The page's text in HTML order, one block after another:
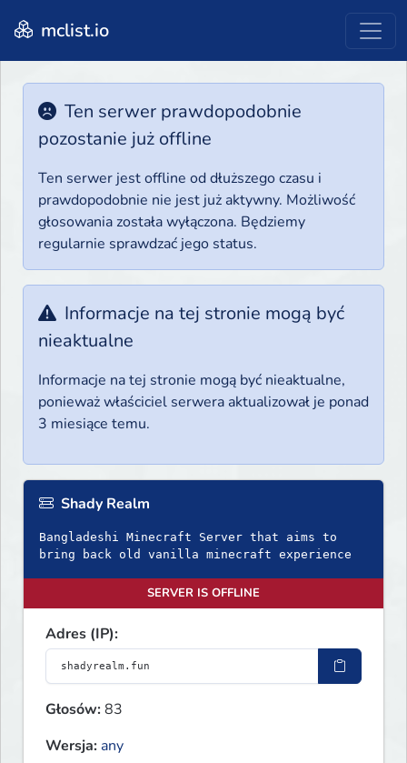
mclist.io
Ten serwer prawdopodobnie
pozostanie już offline
Ten serwer jest offline od dłuższego czasu i
prawdopodobnie nie jest już aktywny. Możliwość
głosowania została wyłączona. Będziemy
regularnie sprawdzać jego status.
Informacje na tej stronie mogą być
nieaktualne
Informacje na tej stronie mogą być nieaktualne,
ponieważ właściciel serwera aktualizował je ponad
3 miesiące temu.
Shady Realm
Bangladeshi Minecraft Server that aims to
bring back old vanilla minecraft experience
SERVER IS OFFLINE
Adres (IP):
Głosów:83
Wersja: any